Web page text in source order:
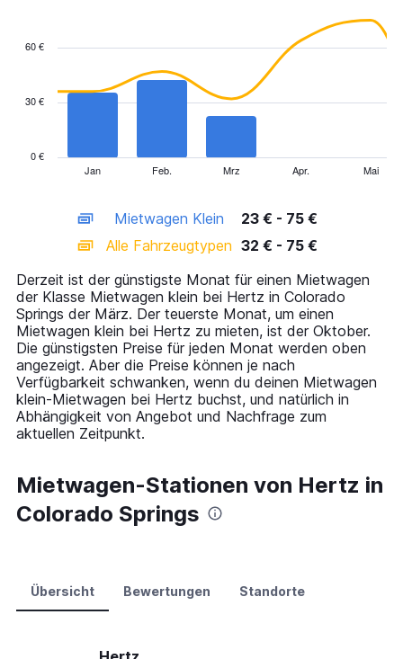
has
displaying
categories.
14
categories.
The
chart
has
1
Y
axis
displaying
values.
Range:
to
90.
Jan Feb. Mrz Apr. Mai
0 €
30 €
60 €
Mietwagen Klein
23 € - 75 €
Alle Fahrzeugtypen 32 € - 75 €
Derzeit ist der günstigste Monat für einen Mietwagen
der Klasse Mietwagen klein bei Hertz in Colorado
Springs der März. Der teuerste Monat, um einen
Mietwagen klein bei Hertz zu mieten, ist der Oktober.
Die günstigsten Preise für jeden Monat werden oben
angezeigt. Aber die Preise können je nach
Verfügbarkeit schwanken, wenn du deinen Mietwagen
klein-Mietwagen bei Hertz buchst, und natürlich in
Abhängigkeit von Angebot und Nachfrage zum
aktuellen Zeitpunkt.
Mietwagen-Stationen von Hertz in
Colorado Springs
Übersicht Bewertungen Standorte